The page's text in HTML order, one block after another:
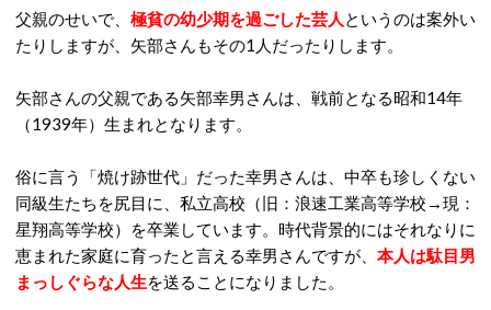
父親のせいで、 極貧の幼少期を過ごした芸人 というのは案外い
たりしますが、矢部さんもその1人だったりします。
矢部さんの父親である矢部幸男さんは、戦前となる昭和14年
（1939年）生まれとなります。
俗に言う「焼け跡世代」だった幸男さんは、中卒も珍しくない
同級生たちを尻目に、私立高校（旧：浪速工業高等学校→現：
星翔高等学校）を卒業しています。時代背景的にはそれなりに
恵まれた家庭に育ったと言える幸男さんですが、 本人は駄目男
まっしぐらな人生を送ることになりました。